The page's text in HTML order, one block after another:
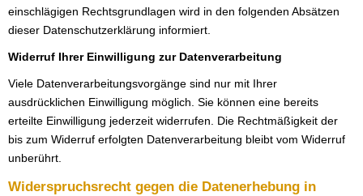
einschlägigen Rechtsgrundlagen wird in den folgenden Absätzen
dieser Datenschutzerklärung informiert.
Widerruf Ihrer Einwilligung zur Datenverarbeitung
Viele Datenverarbeitungsvorgänge sind nur mit Ihrer
ausdrücklichen Einwilligung möglich. Sie können eine bereits
erteilte Einwilligung jederzeit widerrufen. Die Rechtmäßigkeit der
bis zum Widerruf erfolgten Datenverarbeitung bleibt vom Widerruf
unberührt.
Widerspruchsrecht gegen die Datenerhebung in